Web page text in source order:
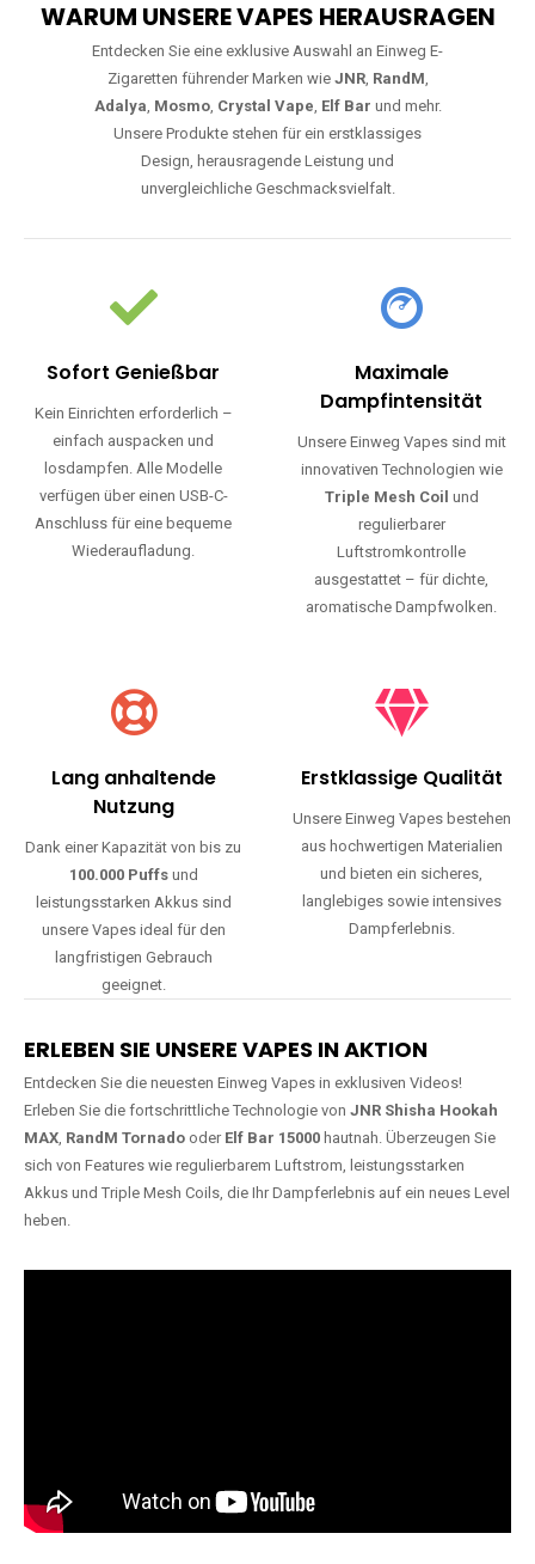
WARUM UNSERE VAPES HERAUSRAGEN
Entdecken Sie eine exklusive Auswahl an Einweg E-
Zigaretten führender Marken wie JNR, RandM,
Adalya, Mosmo, Crystal Vape, Elf Bar und mehr.
Unsere Produkte stehen für ein erstklassiges
Design, herausragende Leistung und
unvergleichliche Geschmacksvielfalt.
Sofort Genießbar
Kein Einrichten erforderlich –
einfach auspacken und
losdampfen. Alle Modelle
verfügen über einen USB-C-
Anschluss für eine bequeme
Wiederaufladung.
Maximale
Dampfintensität
Unsere Einweg Vapes sind mit
innovativen Technologien wie
Triple Mesh Coil und
regulierbarer
Luftstromkontrolle
ausgestattet – für dichte,
aromatische Dampfwolken.
Lang anhaltende
Nutzung
Dank einer Kapazität von bis zu
100.000 Puffsund
leistungsstarken Akkus sind
unsere Vapes ideal für den
langfristigen Gebrauch
geeignet.
Erstklassige Qualität
Unsere Einweg Vapes bestehen
aus hochwertigen Materialien
und bieten ein sicheres,
langlebiges sowie intensives
Dampferlebnis.
ERLEBEN SIE UNSERE VAPES IN AKTION
Entdecken Sie die neuesten Einweg Vapes in exklusiven Videos!
Erleben Sie die fortschrittliche Technologie von JNR Shisha Hookah
MAX, RandM Tornado oder Elf Bar 15000 hautnah. Überzeugen Sie
sich von Features wie regulierbarem Luftstrom, leistungsstarken
Akkus und Triple Mesh Coils, die Ihr Dampferlebnis auf ein neues Level
heben.